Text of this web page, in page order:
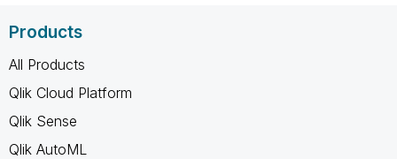
Products
All Products
Qlik Cloud Platform
Qlik Sense
Qlik AutoML